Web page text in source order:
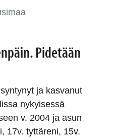
Pidetään
ja kasvanut
nykyisessä
v. 2004 ja asun
17v. tyttäreni, 15v.